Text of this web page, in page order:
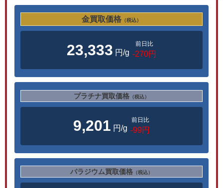
金買取価格 （税込）
23,333 円/g
前日比
-270円
プラチナ買取価格 （税込）
9,201 円/g
前日比
-99円
パラジウム買取価格 （税込）